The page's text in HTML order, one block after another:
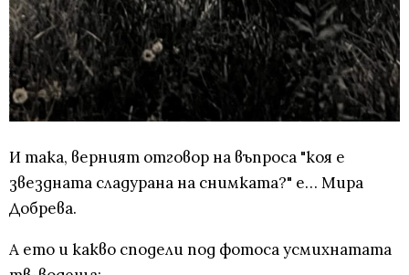
И така, верният отговор на въпроса "коя е
звездната сладурана на снимката?" е… Мира
Добрева.
А ето и какво сподели под фотоса усмихнатата